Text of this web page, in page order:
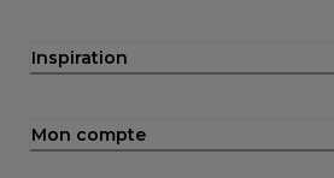
Inspiration
Mon compte